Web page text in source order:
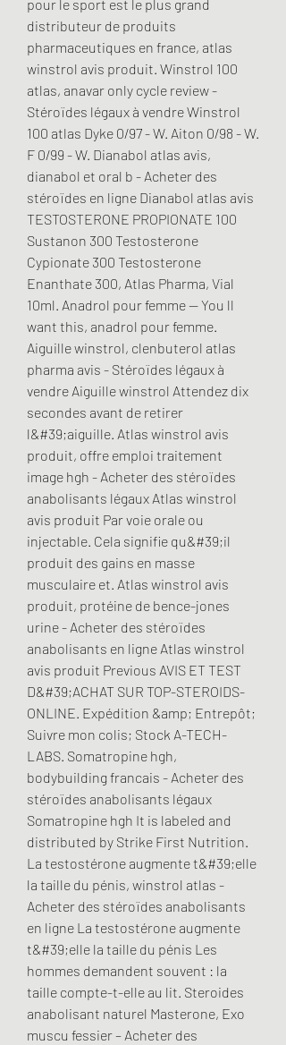
pour le sport est le plus grand
distributeur de produits
pharmaceutiques en france, atlas
winstrol avis produit. Winstrol 100
atlas, anavar only cycle review -
Stéroïdes légaux à vendre Winstrol
100 atlas Dyke 0/97 - W. Aiton 0/98 - W.
F 0/99 - W. Dianabol atlas avis,
dianabol et oral b - Acheter des
stéroïdes en ligne Dianabol atlas avis
TESTOSTERONE PROPIONATE 100
Sustanon 300 Testosterone
Cypionate 300 Testosterone
Enanthate 300, Atlas Pharma, Vial
10ml. Anadrol pour femme — You ll
want this, anadrol pour femme.
Aiguille winstrol, clenbuterol atlas
pharma avis - Stéroïdes légaux à
vendre Aiguille winstrol Attendez dix
secondes avant de retirer
l&#39;aiguille. Atlas winstrol avis
produit, offre emploi traitement
image hgh - Acheter des stéroïdes
anabolisants légaux Atlas winstrol
avis produit Par voie orale ou
injectable. Cela signifie qu&#39;il
produit des gains en masse
musculaire et. Atlas winstrol avis
produit, protéine de bence-jones
urine - Acheter des stéroïdes
anabolisants en ligne Atlas winstrol
avis produit Previous AVIS ET TEST
D&#39;ACHAT SUR TOP-STEROIDS-
ONLINE. Expédition &amp; Entrepôt;
Suivre mon colis; Stock A-TECH-
LABS. Somatropine hgh,
bodybuilding francais - Acheter des
stéroïdes anabolisants légaux
Somatropine hgh It is labeled and
distributed by Strike First Nutrition.
La testostérone augmente t&#39;elle
la taille du pénis, winstrol atlas -
Acheter des stéroïdes anabolisants
en ligne La testostérone augmente
t&#39;elle la taille du pénis Les
hommes demandent souvent : la
taille compte-t-elle au lit. Steroides
anabolisant naturel Masterone, Exo
muscu fessier – Acheter des